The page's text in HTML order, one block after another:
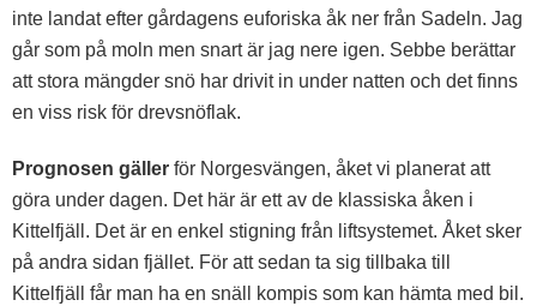
inte landat efter gårdagens euforiska åk ner från Sadeln. Jag
går som på moln men snart är jag nere igen. Sebbe berättar
att stora mängder snö har drivit in under natten och det finns
en viss risk för drevsnöflak.
Prognosen gäller för Norgesvängen, åket vi planerat att
göra under dagen. Det här är ett av de klassiska åken i
Kittelfjäll. Det är en enkel stigning från liftsystemet. Åket sker
på andra sidan fjället. För att sedan ta sig tillbaka till
Kittelfjäll får man ha en snäll kompis som kan hämta med bil.